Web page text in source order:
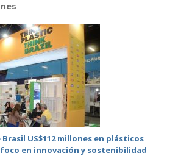
US$112 millones en plásticos
en innovación y sostenibilidad